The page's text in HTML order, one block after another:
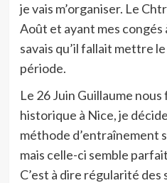
je vais m’organiser. Le
Août et ayant mes congés
savais qu’il fallait mettre
période.
Le 26 Juin Guillaume
historique à Nice, je
méthode d’entraînement
mais celle-ci semble
C’est à dire régularité